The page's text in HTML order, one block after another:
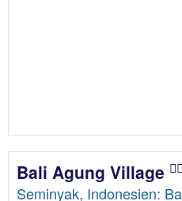
Bali Agung Village
Seminyak, Indonesien: